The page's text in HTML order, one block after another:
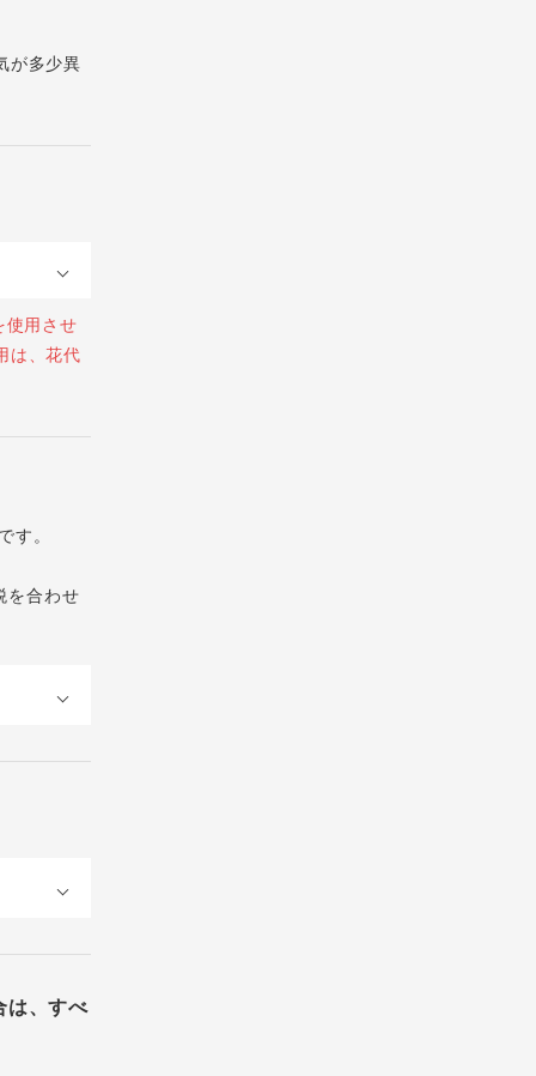
が多少異
使用させ
は、花代
す。
を合わせ
は、すべ